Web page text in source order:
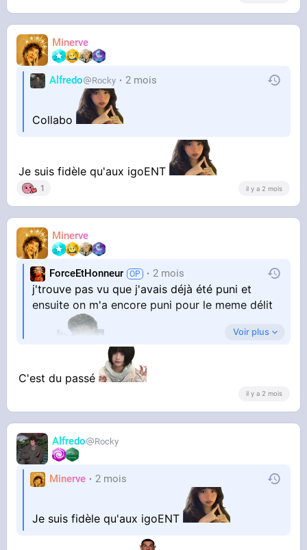
Minerve
Alfredo Rocky 2 mois
Collabo
Je suis fidèle qu'aux igoENT
1 il y a 2 mois
Minerve
ForceEtHonneur 2 mois
j'trouve pas vu que j'avais déjà été puni et
ensuite on m'a encore puni pour le meme délit
ne revennons pas sur ça
Voir plus
C'est du passé
il y a 2 mois
Alfredo Rocky
Minerve 2 mois
Je suis fidèle qu'aux igoENT